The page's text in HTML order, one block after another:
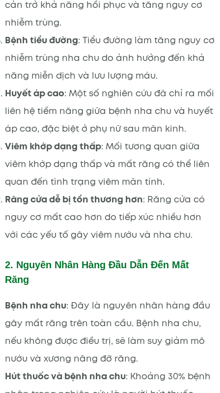
cản trở khả năng hồi phục và tăng nguy cơ
nhiễm trùng.
Bệnh tiểu đường: Tiểu đường làm tăng nguy cơ
nhiễm trùng nha chu do ảnh hưởng đến khả
năng miễn dịch và lưu lượng máu.
Huyết áp cao: Một số nghiên cứu đã chỉ ra mối
liên hệ tiềm năng giữa bệnh nha chu và huyết
áp cao, đặc biệt ở phụ nữ sau mãn kinh.
Viêm khớp dạng thấp: Mối tương quan giữa
viêm khớp dạng thấp và mất răng có thể liên
quan đến tình trạng viêm mãn tính.
Răng cửa dễ bị tổn thương hơn: Răng cửa có
nguy cơ mất cao hơn do tiếp xúc nhiều hơn
với các yếu tố gây viêm nướu và nha chu.
2. Nguyên Nhân Hàng Đầu Dẫn Đến Mất
Răng
Bệnh nha chu: Đây là nguyên nhân hàng đầu
gây mất răng trên toàn cầu. Bệnh nha chu,
nếu không được điều trị, sẽ làm suy giảm mô
nướu và xương nâng đỡ răng.
Hút thuốc và bệnh nha chu: Khoảng 30% bệnh